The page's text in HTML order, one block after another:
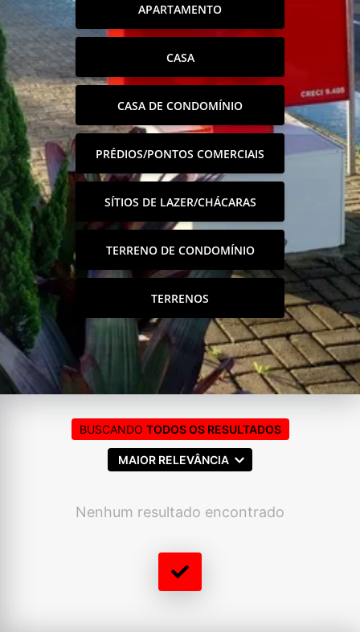
APARTAMENTO
CASA
CASA DE CONDOMÍNIO
PRÉDIOS/PONTOS COMERCIAIS
SÍTIOS DE LAZER/CHÁCARAS
TERRENO DE CONDOMÍNIO
TERRENOS
BUSCANDO TODOS OS RESULTADOS
MAIOR RELEVÂNCIA
Nenhum resultado encontrado